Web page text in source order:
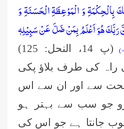
بِالْحِكْمَةِ وَ الْمَوْعِظَةِ الْحَسَنَةِ وَ
رَبَّكَ هُوَ اَعْلَمُ بِمَنْ ضَلَّ عَنْ سَبِیْلِهٖ
)
(پ 14، النحل: 125)
راہ کی طرف بلاؤ پکی
سے اور ان سے اس
جو سب سے بہتر ہو
جانتا ہے جو اس کی